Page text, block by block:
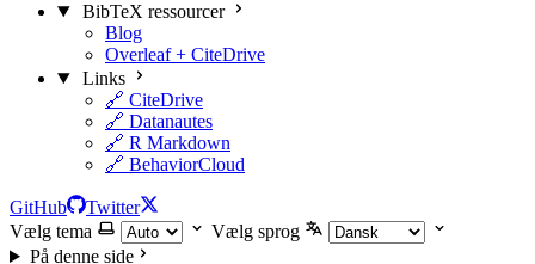
BibTeX ressourcer
Blog
Overleaf + CiteDrive
Links
🔗 CiteDrive
🔗 Datanautes
🔗 R Markdown
🔗 BehaviorCloud
GitHub
Twitter
Vælg tema
Vælg sprog
På denne side